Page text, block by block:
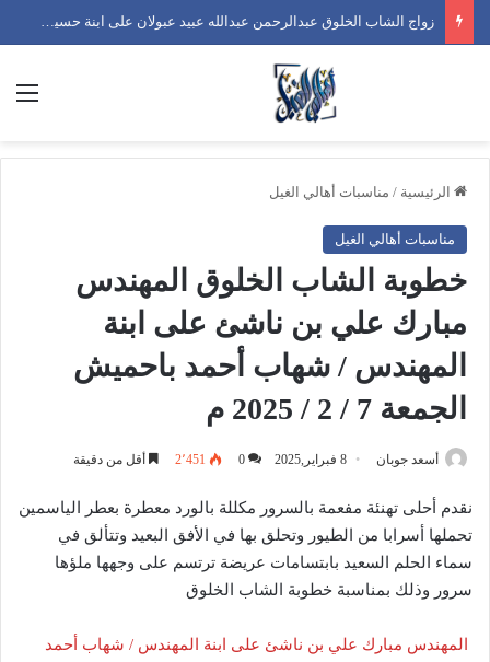
زواج الشاب الخلوق محمد سالم بن قحران المنهالي على ابنة/ فايز عبدالله عمر بن شابظ الحيقي الخميس 25 / 12 / 2025م
الرئيسية / مناسبات أهالي الغيل
مناسبات أهالي الغيل
خطوبة الشاب الخلوق المهندس
مبارك علي بن ناشئ على ابنة
المهندس / شهاب أحمد باحميش
الجمعة 7 / 2 / 2025 م
أسعد جوبان 8 فبراير,2025 0 2٬451 أقل من دقيقة
نقدم أحلى تهنئة مفعمة بالسرور مكللة بالورد معطرة بعطر الياسمين
تحملها أسرابا من الطيور وتحلق بها في الأفق البعيد وتتألق في
سماء الحلم السعيد بابتسامات عريضة ترتسم على وجهها ملؤها
سرور وذلك بمناسبة خطوبة الشاب الخلوق
المهندس مبارك علي بن ناشئ على ابنة المهندس / شهاب أحمد